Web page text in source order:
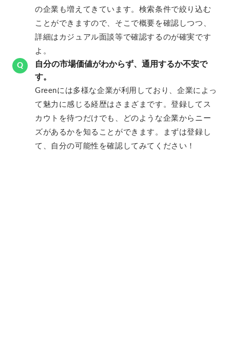
の企業も増えてきています。検索条件で絞り込む
ことができますので、そこで概要を確認しつつ、
詳細はカジュアル面談等で確認するのが確実です
よ。
Q
自分の市場価値がわからず、通用するか不安で
す。
Greenには多様な企業が利用しており、企業によっ
て魅力に感じる経歴はさまざまです。登録してス
カウトを待つだけでも、どのような企業からニー
ズがあるかを知ることができます。まずは登録し
て、自分の可能性を確認してみてください！